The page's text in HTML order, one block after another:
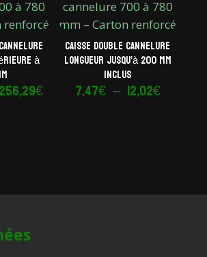
à
22,54€
à
256,29€Plage
Caisse double cannelure
longueur jusqu’à 200 mm
inclus
7,47€ – 12,02€Plage